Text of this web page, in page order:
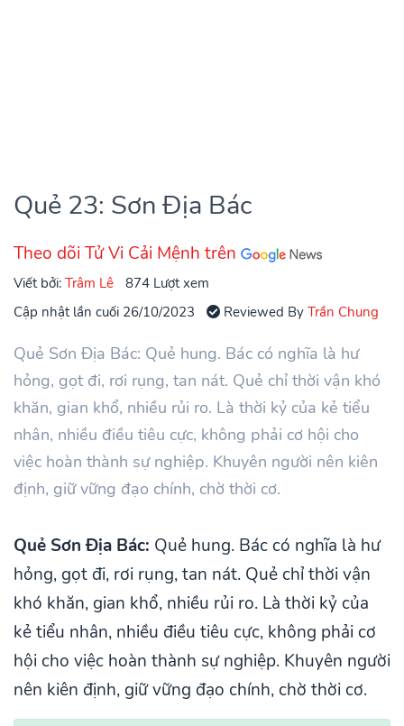
Quẻ 23: Sơn Địa Bác
Theo dõi Tử Vi Cải Mệnh trên
Viết bởi:Trâm Lê
874 Lượt xem
Cập nhật lần cuối 26/10/2023
Reviewed ByTrần Chung
Quẻ Sơn Địa Bác: Quẻ hung. Bác có nghĩa là hư
hỏng, gọt đi, rơi rụng, tan nát. Quẻ chỉ thời vận khó
khăn, gian khổ, nhiều rủi ro. Là thời kỷ của kẻ tiểu
nhân, nhiều điều tiêu cực, không phải cơ hội cho
việc hoàn thành sự nghiệp. Khuyên người nên kiên
định, giữ vững đạo chính, chờ thời cơ.
Quẻ Sơn Địa Bác: Quẻ hung. Bác có nghĩa là hư
hỏng, gọt đi, rơi rụng, tan nát. Quẻ chỉ thời vận
khó khăn, gian khổ, nhiều rủi ro. Là thời kỷ của
kẻ tiểu nhân, nhiều điều tiêu cực, không phải cơ
hội cho việc hoàn thành sự nghiệp. Khuyên người
nên kiên định, giữ vững đạo chính, chờ thời cơ.